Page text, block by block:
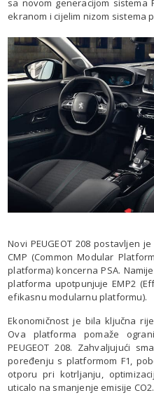
sa novom generacijom sistema
ekranom i cijelim nizom sistema
Novi PEUGEOT 208 postavljen
CMP (Common Modular
platforma) koncerna PSA.
platforma upotpunjuje EMP2
efikasnu modularnu platformu).
Ekonomičnost je bila ključna
Ova platforma pomaže
PEUGEOT 208. Zahvaljujući
poređenju s platformom F1,
otporu pri kotrljanju,
uticalo na smanjenje emisije CO2.